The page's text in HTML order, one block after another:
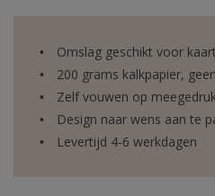
Omslag geschikt voor
200 grams kalkpapier,
Zelf vouwen op
Design naar wens aan te
Levertijd 4-6 werkdagen